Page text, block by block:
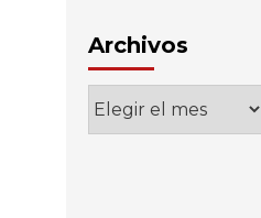
Archivos
Archivos